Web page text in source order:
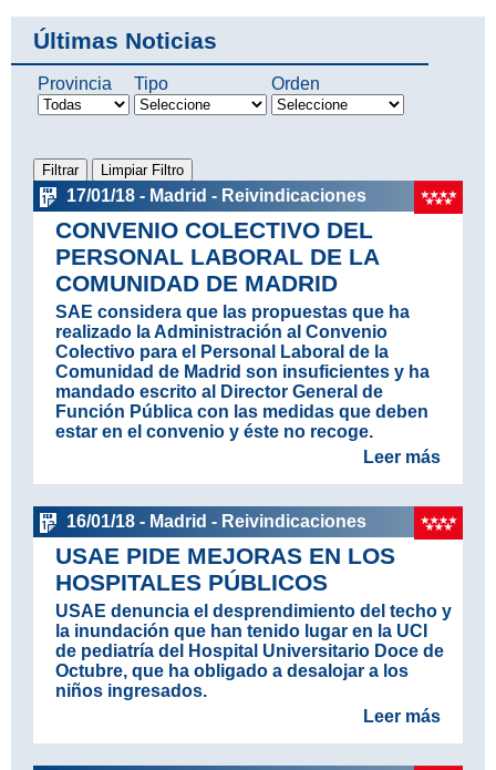
Últimas Noticias
Provincia Tipo Orden
17/01/18 - Madrid - Reivindicaciones
CONVENIO COLECTIVO DEL
PERSONAL LABORAL DE LA
COMUNIDAD DE MADRID
SAE considera que las propuestas que ha
realizado la Administración al Convenio
Colectivo para el Personal Laboral de la
Comunidad de Madrid son insuficientes y ha
mandado escrito al Director General de
Función Pública con las medidas que deben
estar en el convenio y éste no recoge.
Leer más
16/01/18 - Madrid - Reivindicaciones
USAE PIDE MEJORAS EN LOS
HOSPITALES PÚBLICOS
USAE denuncia el desprendimiento del techo y
la inundación que han tenido lugar en la UCI
de pediatría del Hospital Universitario Doce de
Octubre, que ha obligado a desalojar a los
niños ingresados.
Leer más